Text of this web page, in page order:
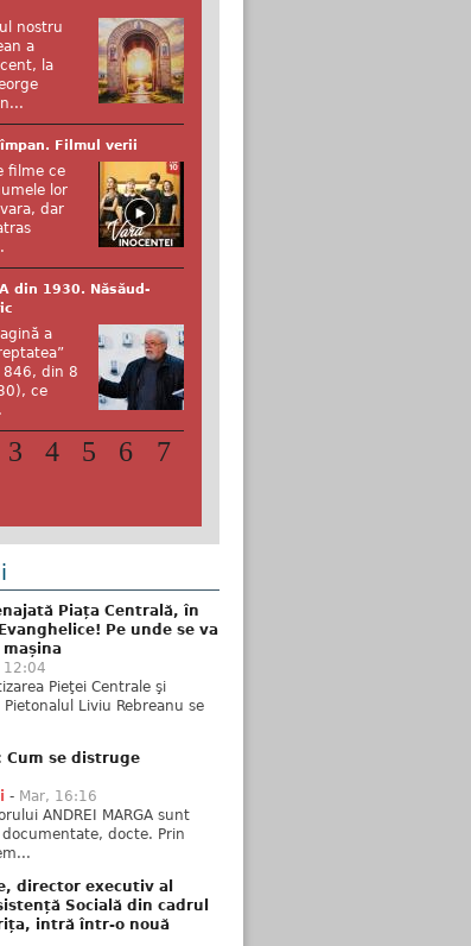
nostru
a
la
Filmul verii
filme ce
lor
dar
din 1930. Năsăud-
a
846, din 8
ce
3 4 5 6
7
Piața Centrală, în
Pe unde se va
mașina
12:04
Pieţei Centrale şi
Liviu Rebreanu se
Cum se distruge
- Mar, 16:16
ANDREI MARGA sunt
docte. Prin
director executiv al
Socială din cadrul
intră într-o nouă